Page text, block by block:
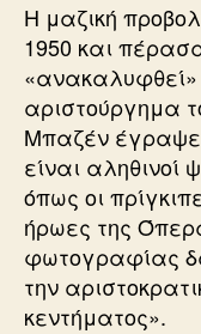
Η μαζική
1950 και
«ανακαλυφθεί»
αριστούργημα
Μπαζέν
είναι
όπως οι
ήρωες της
φωτογραφίας
την
κεντήματος».